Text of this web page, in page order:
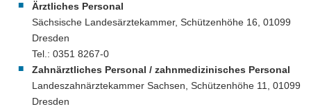
Ärztliches Personal
Sächsische Landesärztekammer, Schützenhöhe 16, 01099
Dresden
Tel.: 0351 8267-0
Zahnärztliches Personal / zahnmedizinisches Personal
Landeszahnärztekammer Sachsen, Schützenhöhe 11, 01099
Dresden